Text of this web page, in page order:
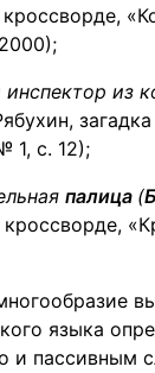
кроссворде,
из
1, с. 12);
палица (
кроссворде,
языка
и пассивным